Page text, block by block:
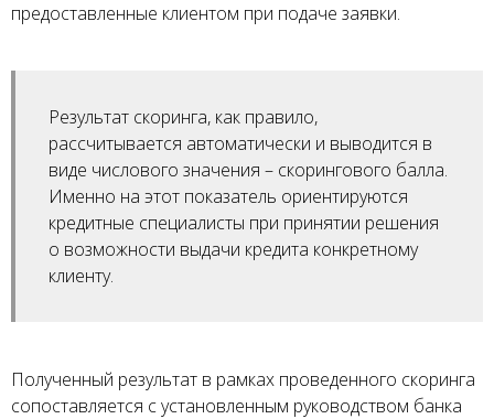
предоставленные клиентом при подаче заявки.
Результат скоринга, как правило,
рассчитывается автоматически и выводится в
виде числового значения – скорингового балла.
Именно на этот показатель ориентируются
кредитные специалисты при принятии решения
о возможности выдачи кредита конкретному
клиенту.
Полученный результат в рамках проведенного скоринга
сопоставляется с установленным руководством банка